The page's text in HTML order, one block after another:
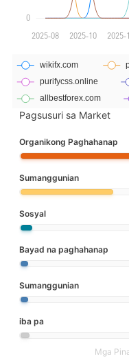
Pagsusuri sa Market
Organikong Paghahanap
Sumanggunian
Sosyal
Bayad na paghahanap
Sumanggunian
iba pa
Mga